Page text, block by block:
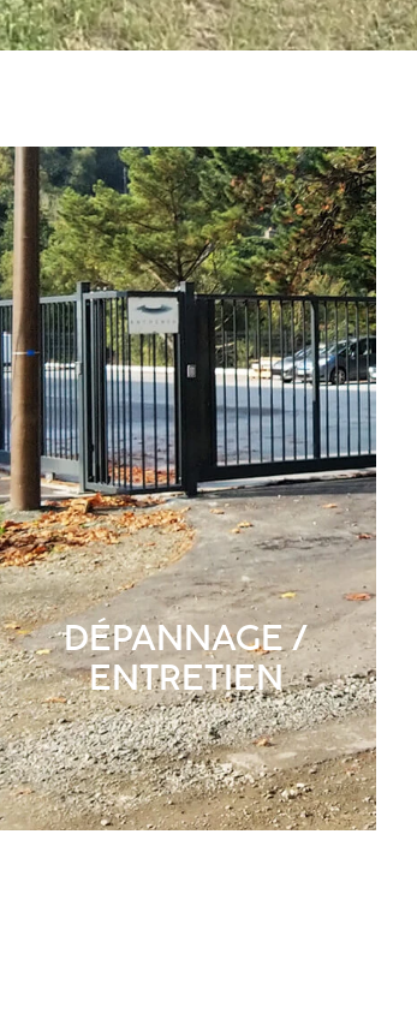
DÉPANNAGE /
ENTRETIEN